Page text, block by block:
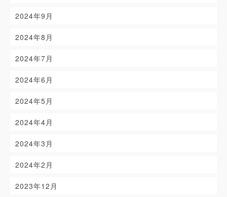
2024年9月
2024年8月
2024年7月
2024年6月
2024年5月
2024年4月
2024年3月
2024年2月
2023年12月